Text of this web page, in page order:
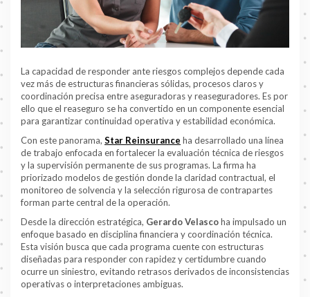
La capacidad de responder ante riesgos complejos depende cada
vez más de estructuras financieras sólidas, procesos claros y
coordinación precisa entre aseguradoras y reaseguradores. Es por
ello que el reaseguro se ha convertido en un componente esencial
para garantizar continuidad operativa y estabilidad económica.
Con este panorama, Star Reinsurance ha desarrollado una línea
de trabajo enfocada en fortalecer la evaluación técnica de riesgos
y la supervisión permanente de sus programas. La firma ha
priorizado modelos de gestión donde la claridad contractual, el
monitoreo de solvencia y la selección rigurosa de contrapartes
forman parte central de la operación.
Desde la dirección estratégica, Gerardo Velascoha impulsado un
enfoque basado en disciplina financiera y coordinación técnica.
Esta visión busca que cada programa cuente con estructuras
diseñadas para responder con rapidez y certidumbre cuando
ocurre un siniestro, evitando retrasos derivados de inconsistencias
operativas o interpretaciones ambiguas.